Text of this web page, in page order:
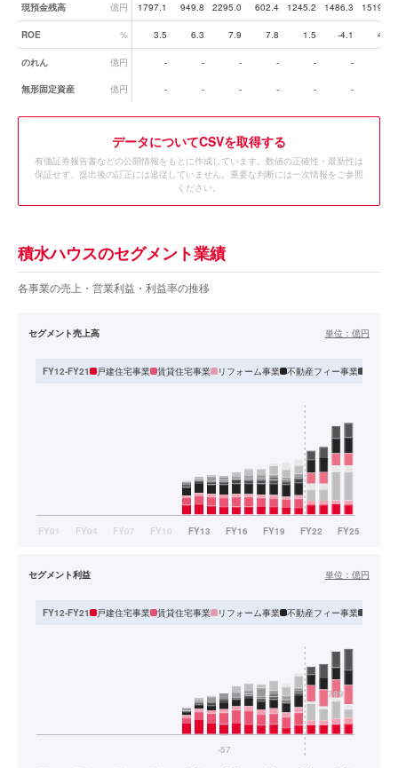
現預金残高 億円 1797.1 949.8 2295.0 602.4 1245.2 1486.3 1519.8
ROE % 3.5 6.3 7.9 7.8 1.5 -4.1 4.1
のれん 億円 - - - - - -
無形固定資産 億円 - - - - - -
データについてCSVを取得する
有価証券報告書などの公開情報をもとに作成しています。数値の正確性・最新性は
保証せず、提出後の訂正には追従していません。重要な判断には一次情報をご参照
ください。
積水ハウスのセグメント業績
各事業の売上・営業利益・利益率の推移
セグメント売上高 単位： 億円
FY12-FY21 戸建住宅事業 賃貸住宅事業 リフォーム事業 不動産フィー事業
セグメント利益 単位： 億円
FY12-FY21 戸建住宅事業 賃貸住宅事業 リフォーム事業 不動産フィー事業